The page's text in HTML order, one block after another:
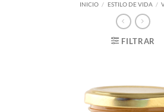
INICIO / ESTILO DE VIDA /
FILTRAR